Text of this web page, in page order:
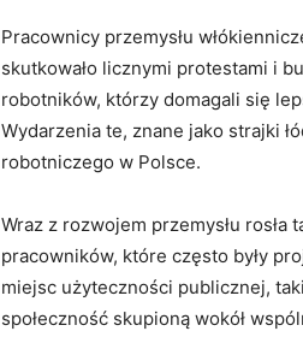
Pracownicy przemysłu
skutkowało licznymi protestami i
robotników, którzy domagali się
Wydarzenia te, znane jako strajki
robotniczego w Polsce.
Wraz z rozwojem przemysłu rosła
pracowników, które często były
miejsc użyteczności publicznej,
społeczność skupioną wokół